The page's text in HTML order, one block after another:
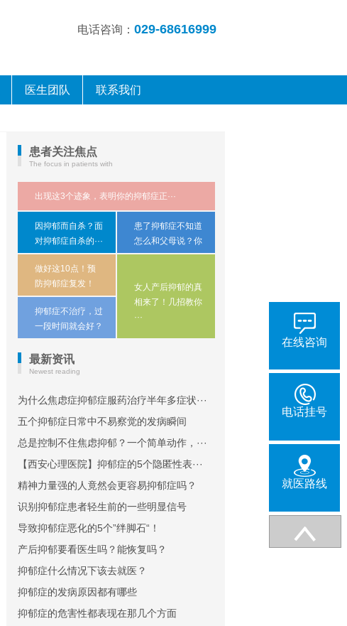
电话咨询： 029-68616999
医生团队 联系我们
患者关注焦点
The focus in patients with
出现这3个迹象，表明你的抑郁症正···
因抑郁而自杀？​面
对抑郁症自杀的···
患了抑郁症不知道
怎么和父母说？你
···
做好这10点！预
防抑郁症复发！
女人产后抑郁的真
相来了！几招教你
···
抑郁症不治疗，过
一段时间就会好？
最新资讯
Newest reading
为什么焦虑症抑郁症服药治疗半年多症状···
五个抑郁症日常中不易察觉的发病瞬间
总是控制不住焦虑抑郁？一个简单动作，···
【西安心理医院】抑郁症的5个隐匿性表···
精神力量强的人竟然会更容易抑郁症吗？
识别抑郁症患者轻生前的一些明显信号
导致抑郁症恶化的5个”绊脚石“！
产后抑郁要看医生吗？能恢复吗？
抑郁症什么情况下该去就医？
抑郁症的发病原因都有哪些
抑郁症的危害性都表现在那几个方面
在线咨询
电话挂号
就医路线